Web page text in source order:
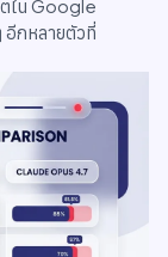
ใน Google
กหลายตัวที่